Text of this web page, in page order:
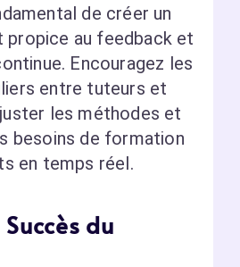
de créer un
propice au feedback et
Encouragez les
entre tuteurs et
les méthodes et
besoins de formation
en temps réel.
du